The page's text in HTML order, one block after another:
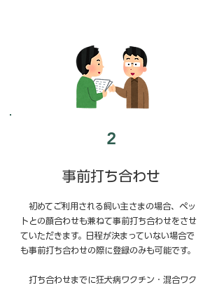
2
事前打ち合わせ
初めてご利用される飼い主さまの場合、ペッ
トとの顔合わせも兼ねて事前打ち合わせをさせ
ていただきます。​​日程が決まっていない場合で
も事前打ち合わせの際に登録のみも可能です。
打ち合わせまでに狂犬病ワクチン・混合ワク